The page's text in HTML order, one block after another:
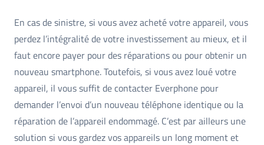
En cas de sinistre, si vous avez acheté votre appareil, vous
perdez l’intégralité de votre investissement au mieux, et il
faut encore payer pour des réparations ou pour obtenir un
nouveau smartphone. Toutefois, si vous avez loué votre
appareil, il vous suffit de contacter Everphone pour
demander l’envoi d’un nouveau téléphone identique ou la
réparation de l’appareil endommagé. C’est par ailleurs une
solution si vous gardez vos appareils un long moment et